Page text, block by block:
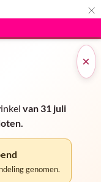
×
×
van 31 juli
genomen.